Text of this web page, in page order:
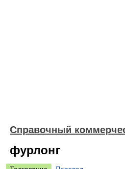
Справочный
фурлонг